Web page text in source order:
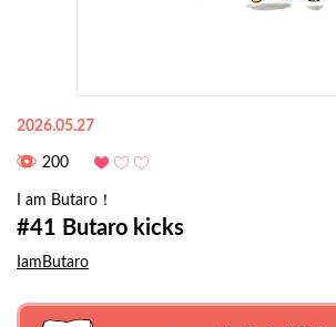
2026.05.27
200
I am Butaro！
#41 Butaro kicks
IamButaro